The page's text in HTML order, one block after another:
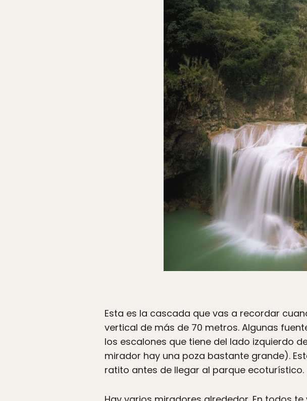
Esta es la cascada que vas a recordar
vertical de más de 70 metros. Algunas
los escalones que tiene del lado izquierdo
mirador hay una poza bastante grande).
ratito antes de llegar al parque ecoturístico.